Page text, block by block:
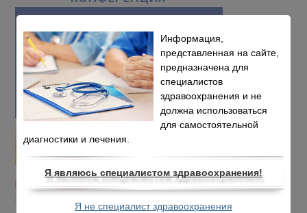
Информация,
представленная на сайте,
предназначена для
специалистов
здравоохранения и не
должна использоваться
для самостоятельной
диагностики и лечения.
Я являюсь специалистом здравоохранения!
Я не специалист здравоохранения